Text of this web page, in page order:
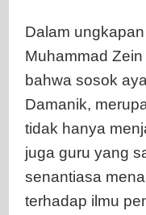
Dalam
Muhammad
bahwa sosok
Damanik,
tidak hanya
juga guru yang
senantiasa
terhadap ilmu